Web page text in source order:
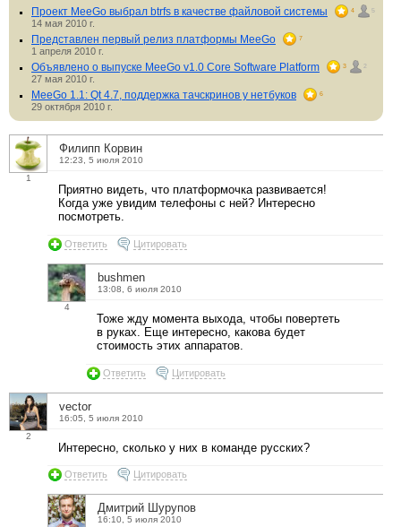
Проект MeeGo выбрал btrfs в качестве файловой системы 4 5
14 мая 2010 г.
Представлен первый релиз платформы MeeGo 7
1 апреля 2010 г.
Объявлено о выпуске MeeGo v1.0 Core Software Platform 3 2
27 мая 2010 г.
MeeGo 1.1: Qt 4.7, поддержка тачскринов у нетбуков 6
29 октября 2010 г.
1
Филипп Корвин
12:23, 5 июля 2010
Приятно видеть, что платформочка развивается!
Когда уже увидим телефоны с ней? Интересно
посмотреть.
Ответить Цитировать
4
bushmen
13:08, 6 июля 2010
Тоже жду момента выхода, чтобы повертеть
в руках. Еще интересно, какова будет
стоимость этих аппаратов.
Ответить Цитировать
2
vector
16:05, 5 июля 2010
Интересно, сколько у них в команде русских?
Ответить Цитировать
Дмитрий Шурупов
16:10, 5 июля 2010